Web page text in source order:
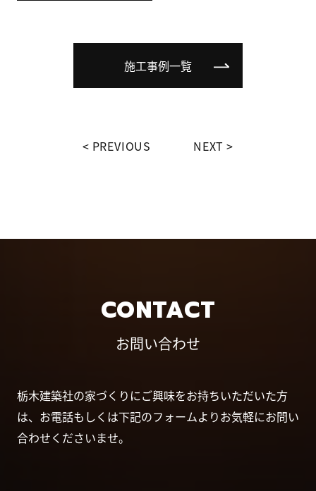
施工事例一覧
PREVIOUS NEXT
CONTACT
お問い合わせ
栃木建築社の家づくりにご興味をお持ちいただいた方
は、お電話もしくは下記のフォームよりお気軽にお問い
合わせくださいませ。